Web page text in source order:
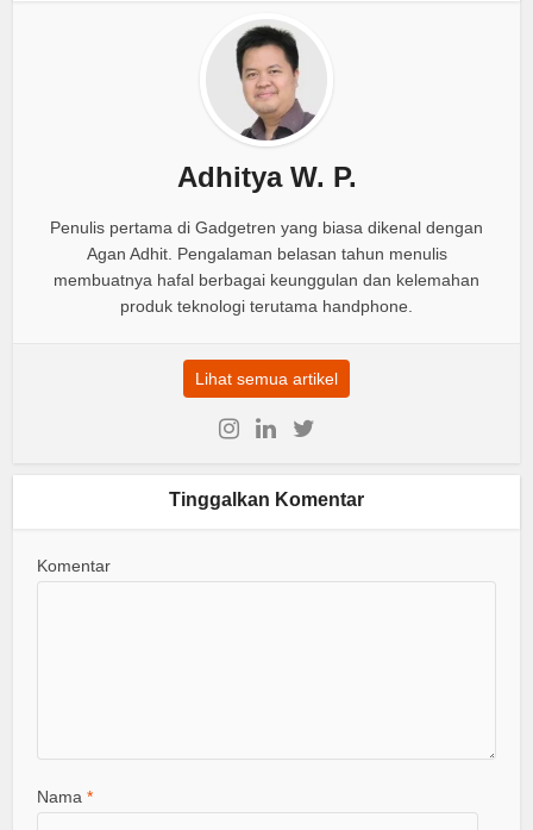
Adhitya W. P.
Penulis pertama di Gadgetren yang biasa dikenal dengan
Agan Adhit. Pengalaman belasan tahun menulis
membuatnya hafal berbagai keunggulan dan kelemahan
produk teknologi terutama handphone.
Lihat semua artikel
Tinggalkan Komentar
Komentar
Nama*